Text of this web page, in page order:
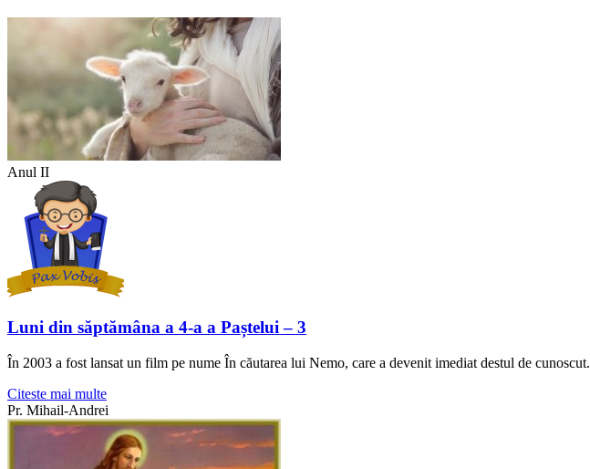
Anul II
Luni din săptămâna a 4-a a Paștelui – 3
În 2003 a fost lansat un film pe nume În căutarea lui Nemo, care a devenit imediat destul de cunoscut.
Citeste mai multe
Pr. Mihail-Andrei